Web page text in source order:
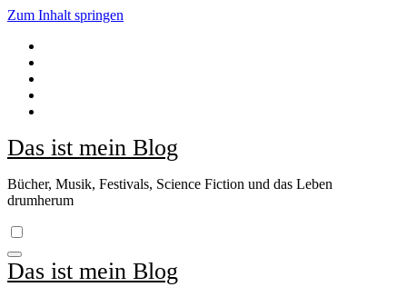
Zum Inhalt springen
Das ist mein Blog
Bücher, Musik, Festivals, Science Fiction und das Leben
drumherum
Das ist mein Blog